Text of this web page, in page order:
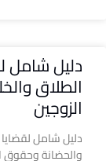
دليل شامل
الطلاق
الزوجين
دليل شامل
والحضانة وحقوق